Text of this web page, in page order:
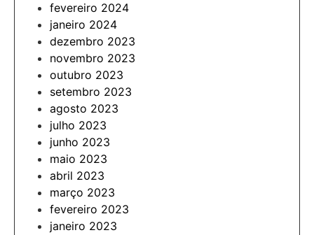
fevereiro 2024
janeiro 2024
dezembro 2023
novembro 2023
outubro 2023
setembro 2023
agosto 2023
julho 2023
junho 2023
maio 2023
abril 2023
março 2023
fevereiro 2023
janeiro 2023